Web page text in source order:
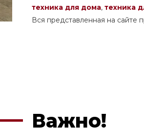
техника для дома, техника
Вся представленная на сайте
Важно!